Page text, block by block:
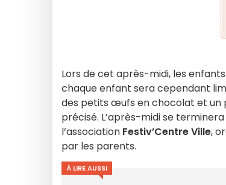
Lors de cet après-midi, les
chaque enfant sera cependant
des petits œufs en chocolat et un
précisé. L’après-midi se
l’association Festiv’Centre Ville,
par les parents.
À LIRE AUSSI